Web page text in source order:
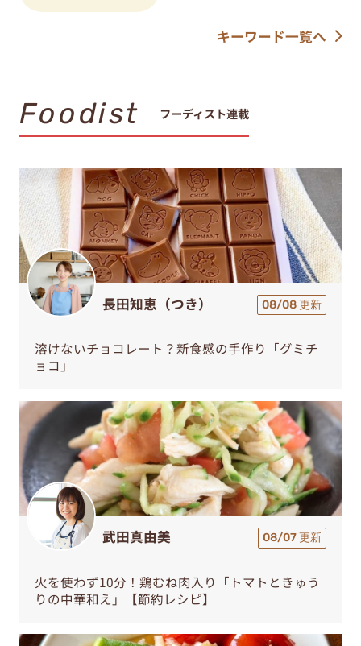
キーワード一覧へ
Foodist フーディスト連載
長田知恵（つき） 08/08 更新
溶けないチョコレート？新食感の手作り「グミチ
ョコ」
武田真由美 08/07 更新
火を使わず10分！鶏むね肉入り「トマトときゅう
りの中華和え」【節約レシピ】